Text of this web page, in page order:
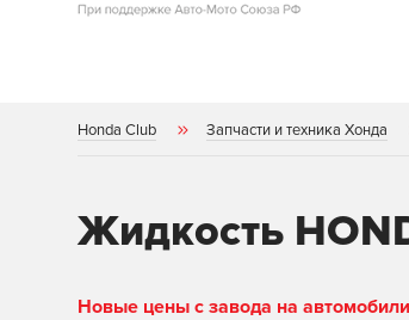
Honda Club Запчасти и техника Хонда
Жидкость
Новые цены с завода на